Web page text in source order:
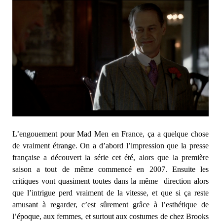
L’engouement pour Mad Men en France, ça a quelque chose
de vraiment étrange. On a d’abord l’impression que la presse
française a découvert la série cet été, alors que la première
saison a tout de même commencé en 2007. Ensuite les
critiques vont quasiment toutes dans la même direction alors
que l’intrigue perd vraiment de la vitesse, et que si ça reste
amusant à regarder, c’est sûrement grâce à l’esthétique de
l’époque, aux femmes, et surtout aux costumes de chez Brooks